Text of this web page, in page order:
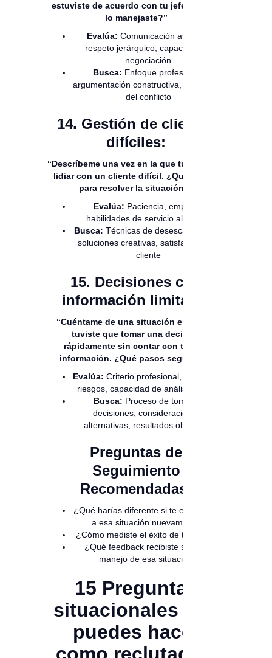
estuviste de acuerdo con tu jefe. ¿Cómo
lo manejaste?”
Evalúa: Comunicación asertiva,
respeto jerárquico, capacidad de
negociación
Busca: Enfoque profesional,
argumentación constructiva, resolución
del conflicto
14. Gestión de clientes
difíciles:
“Descríbeme una vez en la que tuviste que
lidiar con un cliente difícil. ¿Qué hiciste
para resolver la situación?”
Evalúa: Paciencia, empatía,
habilidades de servicio al cliente
Busca: Técnicas de desescalamiento,
soluciones creativas, satisfacción del
cliente
15. Decisiones con
información limitada:
“Cuéntame de una situación en la que
tuviste que tomar una decisión
rápidamente sin contar con toda la
información. ¿Qué pasos seguiste?”
Evalúa: Criterio profesional, gestión de
riesgos, capacidad de análisis rápido
Busca: Proceso de toma de
decisiones, consideración de
alternativas, resultados obtenidos
Preguntas de
Seguimiento
Recomendadas:
¿Qué harías diferente si te enfrentaras
a esa situación nuevamente?
¿Cómo mediste el éxito de tu acción?
¿Qué feedback recibiste sobre tu
manejo de esa situación?
15 Preguntas
situacionales que
puedes hacer